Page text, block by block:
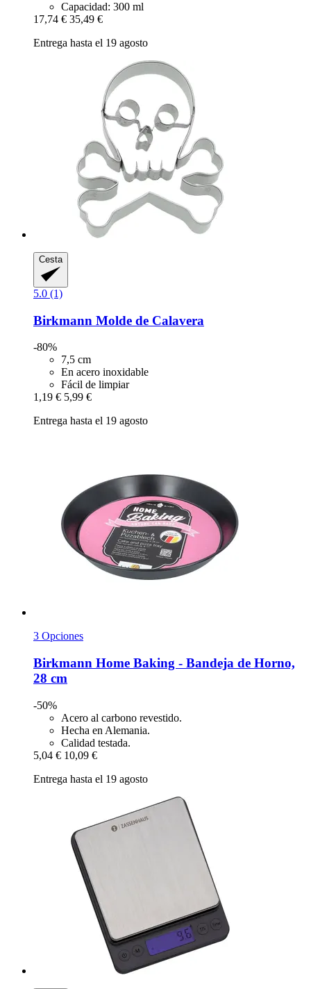
Capacidad: 300 ml
17,74 € 35,49 €
Entrega hasta el 19 agosto
Cesta
5.0 (1)
Birkmann Molde de Calavera
-80%
7,5 cm
En acero inoxidable
Fácil de limpiar
1,19 € 5,99 €
Entrega hasta el 19 agosto
3 Opciones
Birkmann Home Baking -​ Bandeja de Horno,
28 cm
-50%
Acero al carbono revestido.
Hecha en Alemania.
Calidad testada.
5,04 € 10,09 €
Entrega hasta el 19 agosto